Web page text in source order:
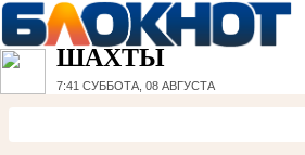
ШАХТЫ
7:41 СУББОТА, 08 АВГУСТА